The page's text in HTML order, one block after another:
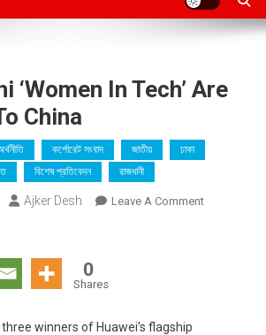
‘Women In Tech’ Are
China
কর্পোরেট সংবাদ জাতীয়
ঢাকা
বিশেষ প্রতিবেদন রাজধানী
Ajker Desh Leave A CommentOn
0
Shares
winners of Huawei’s flagship